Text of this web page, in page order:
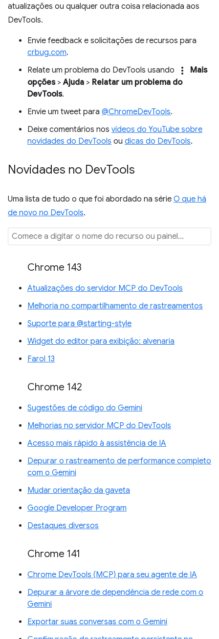
atualizações ou qualquer outra coisa relacionada aos
DevTools.
Envie feedback e solicitações de recursos para
crbug.com.
Relate um problema do DevTools usando
more_vert
Mais
opções>Ajuda > Relatar um problema do
DevTools.
Envie um tweet para @ChromeDevTools.
Deixe comentários nos vídeos do YouTube sobre
novidades do DevTools ou dicas do DevTools.
Novidades no DevTools
Uma lista de tudo o que foi abordado na série O que há
de novo no DevTools.
Chrome 143
Atualizações do servidor MCP do DevTools
Melhoria no compartilhamento de rastreamentos
Suporte para @starting-style
Widget do editor para exibição: alvenaria
Farol 13
Chrome 142
Sugestões de código do Gemini
Melhorias no servidor MCP do DevTools
Acesso mais rápido à assistência de IA
Depurar o rastreamento de performance completo
com o Gemini
Mudar orientação da gaveta
Google Developer Program
Destaques diversos
Chrome 141
Chrome DevTools (MCP) para seu agente de IA
Depurar a árvore de dependência de rede com o
Gemini
Exportar suas conversas com o Gemini